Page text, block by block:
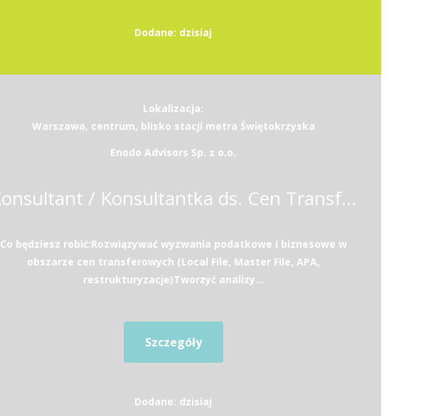
Dodane: dzisiaj
Lokalizacja:
Warszawa, centrum, blisko stacji metra Świętokrzyska
Enodo Advisors Sp. z o.o.
Konsultant / Konsultantka ds. Cen Transferowych
Co będziesz robić:Rozwiązywać wyzwania podatkowe i biznesowe w
obszarze cen transferowych (Local File, Master File, APA,
restrukturyzacje)Tworzyć analizy...
Szczegóły
Dodane: dzisiaj